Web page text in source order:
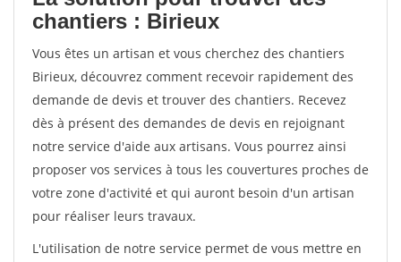
chantiers : Birieux
Vous êtes un artisan et vous cherchez des chantiers
Birieux, découvrez comment recevoir rapidement des
demande de devis et trouver des chantiers. Recevez
dès à présent des demandes de devis en rejoignant
notre service d'aide aux artisans. Vous pourrez ainsi
proposer vos services à tous les couvertures proches de
votre zone d'activité et qui auront besoin d'un artisan
pour réaliser leurs travaux.
L'utilisation de notre service permet de vous mettre en